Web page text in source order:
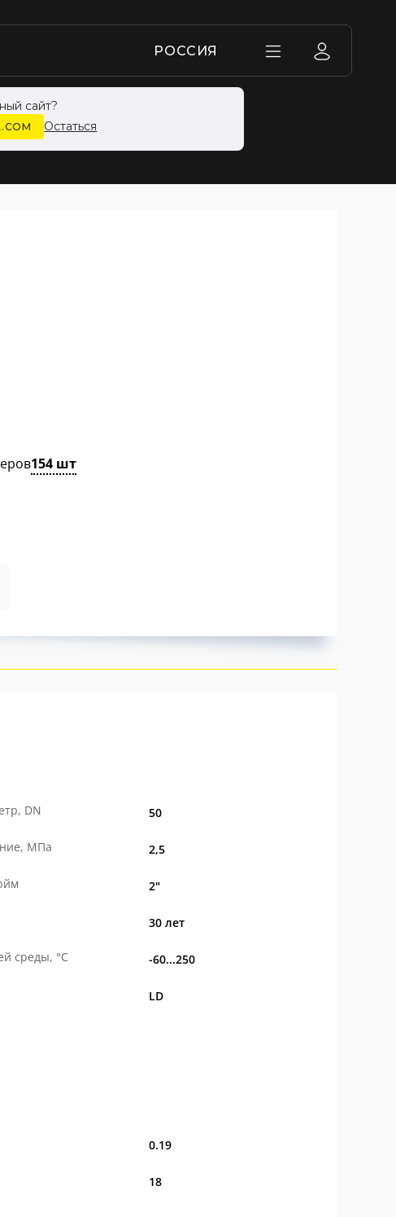
РОССИЯ
сайт?
Остаться
154 шт
DN 50
МПа 2,5
2"
30 лет
среды, °С -60...250
LD
0.19
18